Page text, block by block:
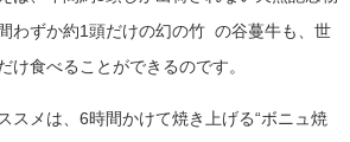
わずか約1頭だけの幻の竹 の谷蔓牛も、世
け食べることができるのです。
スメは、6時間かけて焼き上げる“ボニュ焼